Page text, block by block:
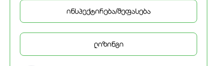
ინსპექტირება/შეფასება
ლიზინგი